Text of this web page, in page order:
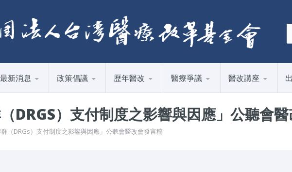
最新消息 政策倡議 歷年醫改 醫療爭議 醫改講座
（DRGS）支付制度之影響與因應」公聽會
（DRGs）支付制度之影響與因應」公聽會醫改會發言稿